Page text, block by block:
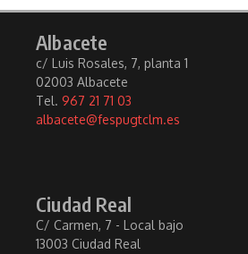
Albacete
c/ Luis Rosales, 7, planta 1
02003 Albacete
Tel. 967 21 71 03
albacete@fespugtclm.es
Ciudad Real
C/ Carmen, 7 - Local bajo
13003 Ciudad Real